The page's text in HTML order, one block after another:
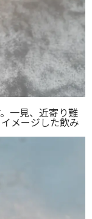
一見、近寄り難
メージした飲み